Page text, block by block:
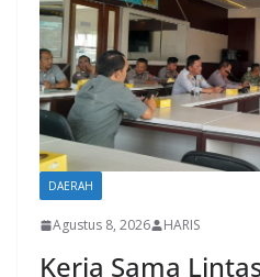
DAERAH
Agustus 8, 2026 HARIS
Kerja Sama